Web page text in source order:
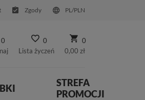
Zgody PL/PLN
0
0
Lista życzeń
0
0,00 zł
STREFA
PROMOCJI